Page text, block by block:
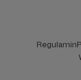
Regulamin